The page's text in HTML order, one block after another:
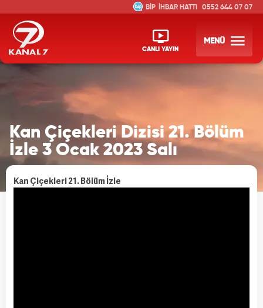
CANLI YAYIN
MENÜ
İHBAR HATTI 0552 644 07 07
Kan Çiçekleri Dizisi 21. Bölüm
İzle 3 Ocak 2023 Salı
Kan Çiçekleri 21. Bölüm İzle